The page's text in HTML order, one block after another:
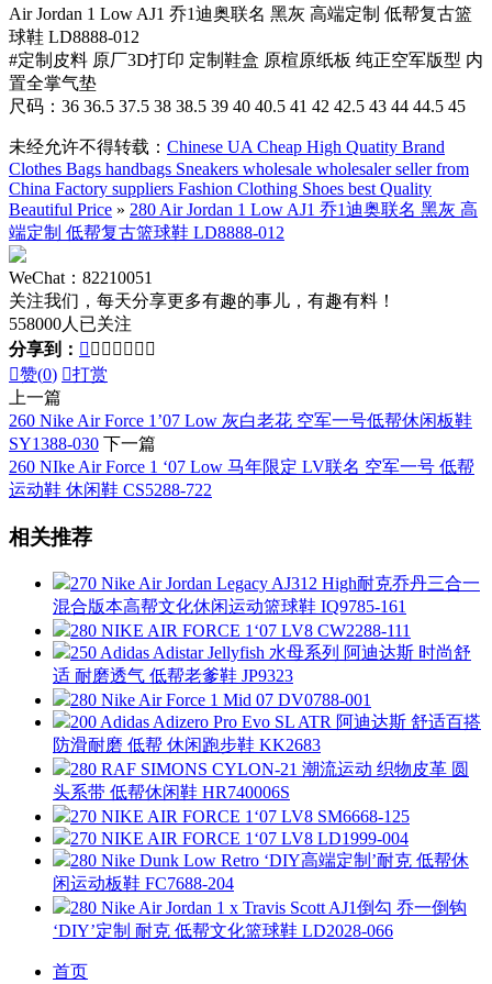
Air Jordan 1 Low AJ1 乔1迪奥联名 黑灰 高端定制 低帮复古篮
球鞋 LD8888-012
#定制皮料 原厂3D打印 定制鞋盒 原楦原纸板 纯正空军版型 内
置全掌气垫
尺码：36 36.5 37.5 38 38.5 39 40 40.5 41 42 42.5 43 44 44.5 45
未经允许不得转载： Chinese UA Cheap High Quatity Brand
Clothes Bags handbags Sneakers wholesale wholesaler seller from
China Factory suppliers Fashion Clothing Shoes best Quality
Beautiful Price » 280 Air Jordan 1 Low AJ1 乔1迪奥联名 黑灰 高
端定制 低帮复古篮球鞋 LD8888-012
WeChat：82210051
关注我们，每天分享更多有趣的事儿，有趣有料！
558000人已关注
分享到：       
赞(0) 打赏
上一篇
260 Nike Air Force 1’07 Low 灰白老花 空军一号低帮休闲板鞋
SY1388-030 下一篇
260 NIke Air Force 1 ‘07 Low 马年限定 LV联名 空军一号 低帮
运动鞋 休闲鞋 CS5288-722
相关推荐
270 Nike Air Jordan Legacy AJ312 High耐克乔丹三合一
混合版本高帮文化休闲运动篮球鞋 IQ9785-161
280 NIKE AIR FORCE 1‘07 LV8 CW2288-111
250 Adidas Adistar Jellyfish 水母系列 阿迪达斯 时尚舒
适 耐磨透气 低帮老爹鞋 JP9323
280 Nike Air Force 1 Mid 07 DV0788-001
200 Adidas Adizero Pro Evo SL ATR 阿迪达斯 舒适百搭
防滑耐磨 低帮 休闲跑步鞋 KK2683
280 RAF SIMONS CYLON-21 潮流运动 织物皮革 圆
头系带 低帮休闲鞋 HR740006S
270 NIKE AIR FORCE 1‘07 LV8 SM6668-125
270 NIKE AIR FORCE 1‘07 LV8 LD1999-004
280 Nike Dunk Low Retro ‘DIY高端定制’耐克 低帮休
闲运动板鞋 FC7688-204
280 Nike Air Jordan 1 x Travis Scott AJ1倒勾 乔一倒钩
‘DIY’定制 耐克 低帮文化篮球鞋 LD2028-066
首页